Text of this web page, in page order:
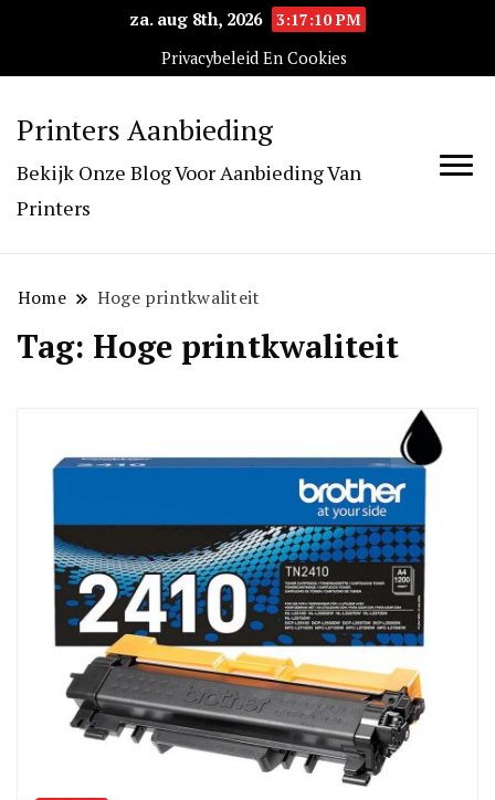
za. aug 8th, 2026
3:17:10 PM
Privacybeleid En Cookies
Printers Aanbieding
Bekijk Onze Blog Voor Aanbieding Van
Printers
Home Hoge printkwaliteit
Tag: Hoge printkwaliteit